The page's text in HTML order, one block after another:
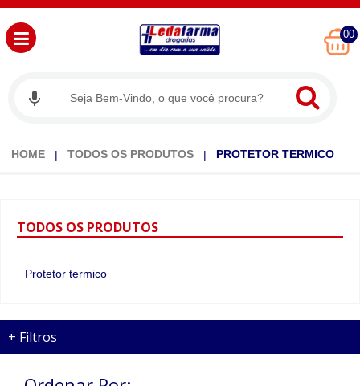
00
HOME TODOS OS PRODUTOS PROTETOR TERMICO
TODOS OS PRODUTOS
Protetor termico
+ Filtros